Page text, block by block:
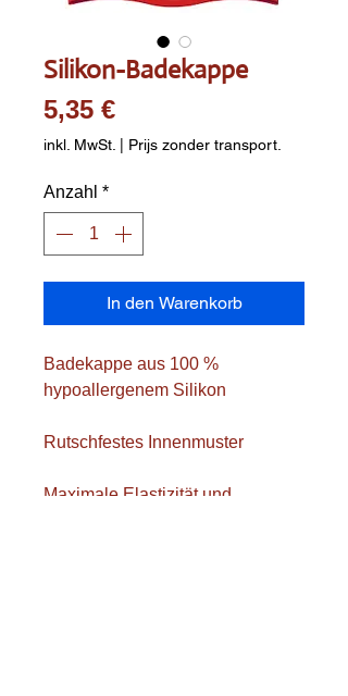
Silikon-Badekappe
5,35 €Preis
inkl. MwSt. | Prijs zonder transport.
Anzahl *
In den Warenkorb
Badekappe aus 100 %
hypoallergenem Silikon
Rutschfestes Innenmuster
Maximale Elastizität und